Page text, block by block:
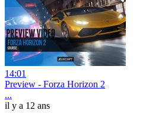
14:01
Preview - Forza Horizon 2
...
il y a 12 ans